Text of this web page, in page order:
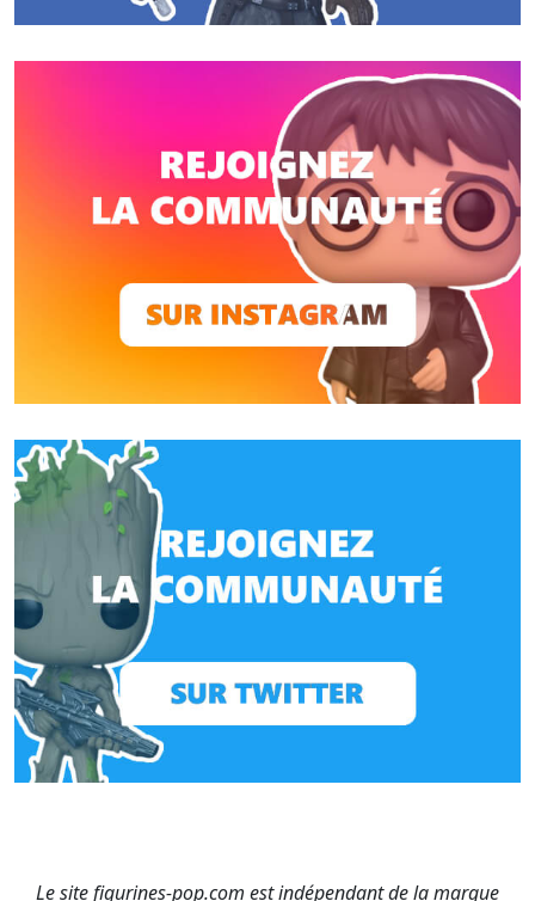
Le site figurines-pop.com est indépendant de la marque